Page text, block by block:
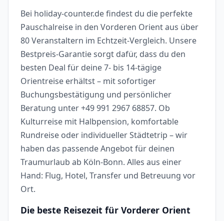
Bei holiday-counter.de findest du die perfekte
Pauschalreise in den Vorderen Orient aus über
80 Veranstaltern im Echtzeit-Vergleich. Unsere
Bestpreis-Garantie sorgt dafür, dass du den
besten Deal für deine 7- bis 14-tägige
Orientreise erhältst – mit sofortiger
Buchungsbestätigung und persönlicher
Beratung unter +49 991 2967 68857. Ob
Kulturreise mit Halbpension, komfortable
Rundreise oder individueller Städtetrip – wir
haben das passende Angebot für deinen
Traumurlaub ab Köln-Bonn. Alles aus einer
Hand: Flug, Hotel, Transfer und Betreuung vor
Ort.
Die beste Reisezeit für Vorderer Orient